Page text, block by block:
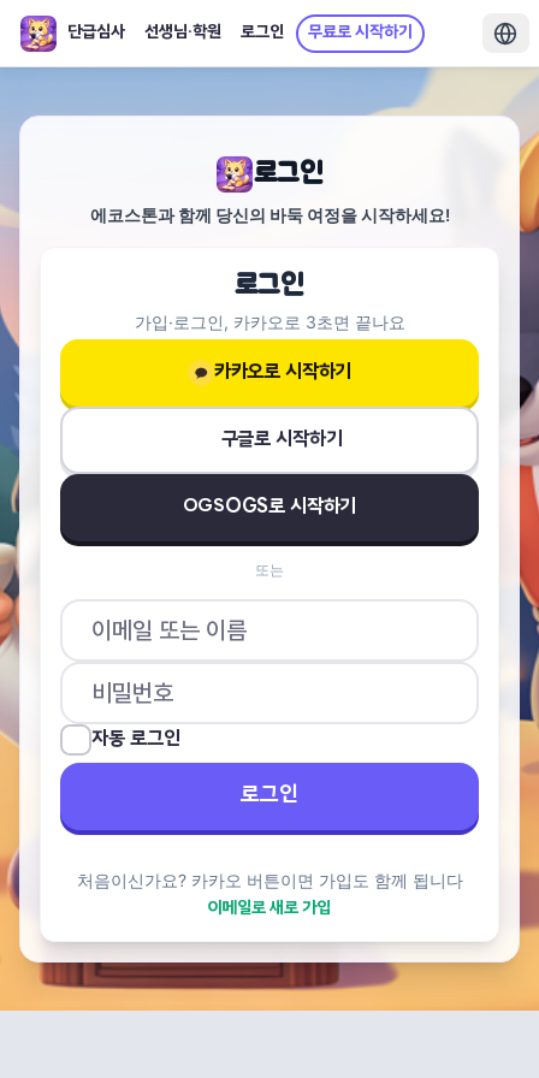
단급심사 선생님·학원 로그인 무료로 시작하기
로그인
에코스톤과 함께 당신의 바둑 여정을 시작하세요!
로그인
가입·로그인, 카카오로 3초면 끝나요
카카오로 시작하기
구글로 시작하기
OGSOGS로 시작하기
또는
자동 로그인
로그인
처음이신가요? 카카오 버튼이면 가입도 함께 됩니다
이메일로 새로 가입